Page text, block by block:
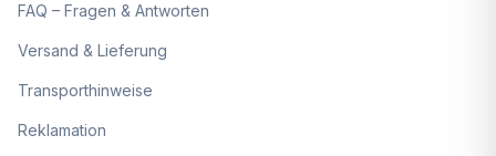
FAQ – Fragen & Antworten
Versand & Lieferung
Transporthinweise
Reklamation